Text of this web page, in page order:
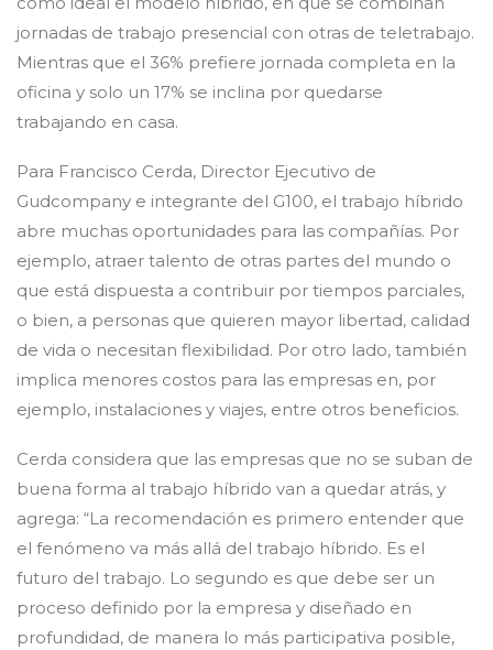
jornadas de trabajo presencial con otras de teletrabajo.
Mientras que el 36% prefiere jornada completa en la
oficina y solo un 17% se inclina por quedarse
trabajando en casa.
Para Francisco Cerda, Director Ejecutivo de
Gudcompany e integrante del G100, el trabajo híbrido
abre muchas oportunidades para las compañías. Por
ejemplo, atraer talento de otras partes del mundo o
que está dispuesta a contribuir por tiempos parciales,
o bien, a personas que quieren mayor libertad, calidad
de vida o necesitan flexibilidad. Por otro lado, también
implica menores costos para las empresas en, por
ejemplo, instalaciones y viajes, entre otros beneficios.
Cerda considera que las empresas que no se suban de
buena forma al trabajo híbrido van a quedar atrás, y
agrega: “La recomendación es primero entender que
el fenómeno va más allá del trabajo híbrido. Es el
futuro del trabajo. Lo segundo es que debe ser un
proceso definido por la empresa y diseñado en
profundidad, de manera lo más participativa posible,